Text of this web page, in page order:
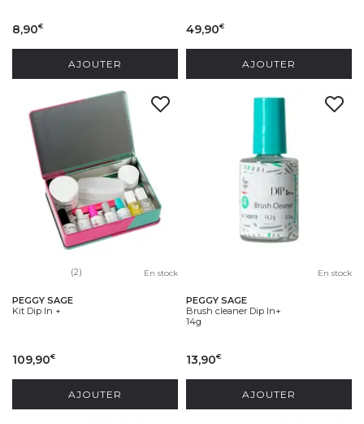
8,90€
AJOUTER
49,90€
AJOUTER
(2) En stock
PEGGY SAGE
Kit Dip In +
109,90€
AJOUTER
En stock
PEGGY SAGE
Brush cleaner Dip In+
14g
13,90€
AJOUTER